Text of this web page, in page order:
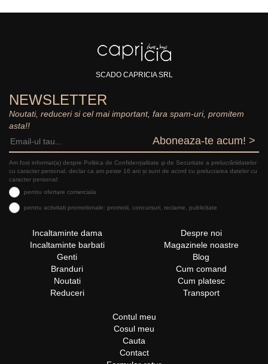
SCADO CAPRICIA SRL
NEWSLETTER
Noutati, reduceri si cel mai important, fara spam-uri, promitem
asta!!
Aboneaza-te acum! >
Am fost informat(a) despre Politica de Confidențialitate şi de Securitate a prelucrăriidatelor
cu caracter personal, declar ca am peste 16 ani și sunt de acord cu prelucrarea datelor cu
caracter personal:
pentru ofertare comerciala
pentru activitati promotionale: promotii, concursuri, reclame, publicitate
Incaltaminte dama
Incaltaminte barbati
Genti
Branduri
Noutati
Reduceri
Despre noi
Magazinele noastre
Blog
Cum comand
Cum platesc
Transport
Contul meu
Cosul meu
Cauta
Contact